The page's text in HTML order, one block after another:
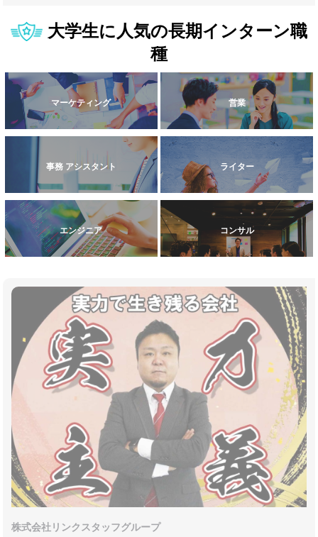
大学生に人気の長期インターン職
種
マーケティング 営業
事務 アシスタント ライター
エンジニア コンサル
株式会社リンクスタッフグループ